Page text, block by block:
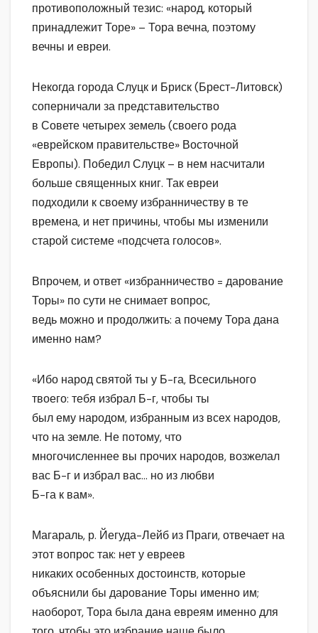
противоположный тезис: «народ, который
принадлежит Торе» – Тора вечна, поэтому
вечны и евреи.
Некогда города Слуцк и Бриск (Брест-Литовск)
соперничали за представительство
в Совете четырех земель (своего рода
«еврейском правительстве» Восточной
Европы). Победил Слуцк – в нем насчитали
больше священных книг. Так евреи
подходили к своему избранничеству в те
времена, и нет причины, чтобы мы изменили
старой системе «подсчета голосов».
Впрочем, и ответ «избранничество = дарование
Торы» по сути не снимает вопрос,
ведь можно и продолжить: а почему Тора дана
именно нам?
«Ибо народ святой ты у Б-га, Всесильного
твоего: тебя избрал Б-г, чтобы ты
был ему народом, избранным из всех народов,
что на земле. Не потому, что
многочисленнее вы прочих народов, возжелал
вас Б-г и избрал вас… но из любви
Б-га к вам».
Магараль, р. Йегуда-Лейб из Праги, отвечает на
этот вопрос так: нет у евреев
никаких особенных достоинств, которые
объяснили бы дарование Торы именно им;
наоборот, Тора была дана евреям именно для